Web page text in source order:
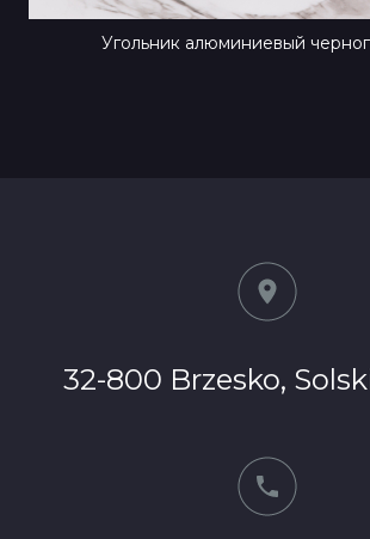
Угольник алюминиевый
32-800 Brzesko,